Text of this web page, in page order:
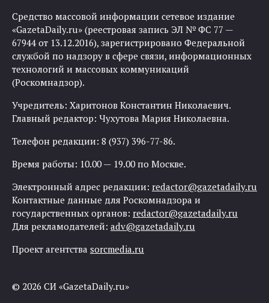
Средство массовой информации сетевое издание
«GazetaDaily.ru» (реестровая запись ЭЛ № ФС 77 —
67944 от 13.12.2016), зарегистрировано Федеральной
службой по надзору в сфере связи, информационных
технологий и массовых коммуникаций
(Роскомнадзор).
Учредитель: Харитонов Константин Николаевич.
Главный редактор: Чухутова Мария Николаевна.
Телефон редакции: 8 (937) 396-77-86.
Время работы: 10.00 — 19.00 по Москве.
Электронный адрес редакции: redactor@gazetadaily.ru
Контактные данные для Роскомнадзора и
государственных органов: redactor@gazetadaily.ru
Для рекламодателей: adv@gazetadaily.ru
Проект агентства sorcmedia.ru
© 2026 СИ «GazetaDaily.ru»